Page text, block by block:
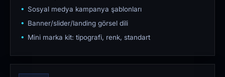
Sosyal medya kampanya şablonları
Banner/slider/landing görsel dili
Mini marka kit: tipografi, renk, standart